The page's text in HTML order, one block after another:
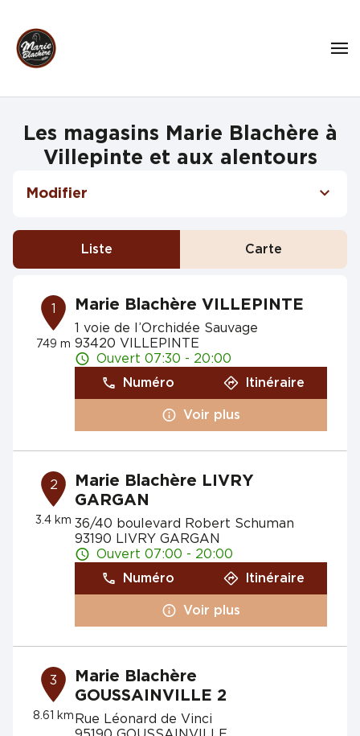
Les magasins Marie Blachère à
Villepinte et aux alentours
Modifier
Liste Carte
1
749 m
Marie Blachère VILLEPINTE
1 voie de l’Orchidée Sauvage
93420 VILLEPINTE
Ouvert 07:30 - 20:00
Numéro
Itinéraire
Voir plus
2
3.4 km
Marie Blachère LIVRY
GARGAN
36/40 boulevard Robert Schuman
93190 LIVRY GARGAN
Ouvert 07:00 - 20:00
Numéro
Itinéraire
Voir plus
3
8.61 km
Marie Blachère
GOUSSAINVILLE 2
Rue Léonard de Vinci